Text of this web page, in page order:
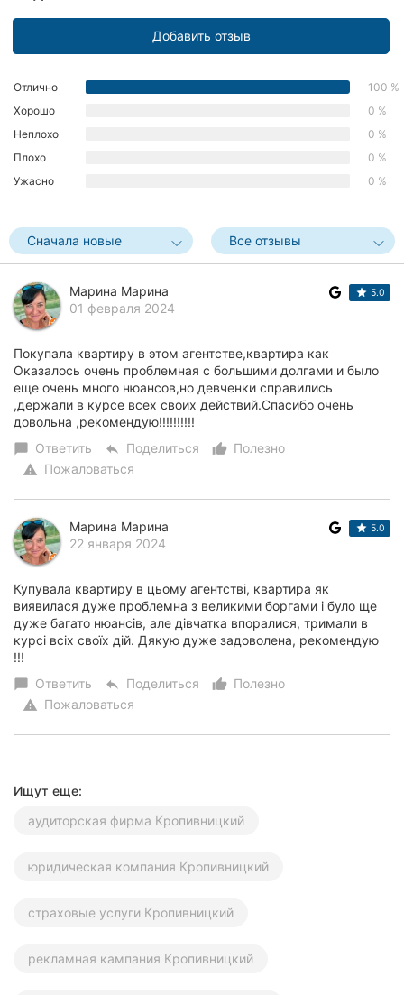
Сумы
Луцк
Карпаты
Добавить отзыв
Отлично
100 %
Хорошо
0 %
Неплохо
0 %
Плохо
0 %
Ужасно
0 %
Сначала новые Все отзывы
Марина Марина
01 февраля 2024
5.0
Покупала квартиру в этом агентстве,квартира как
Оказалось очень проблемная с большими долгами и было
еще очень много нюансов,но девченки справились
,держали в курсе всех своих действий.Спасибо очень
довольна ,рекомендую!!!!!!!!!!
chat_bubble Ответить reply Поделиться thumb_up_alt
Полезно
warning Пожаловаться
Марина Марина
22 января 2024
5.0
Купувала квартиру в цьому агентстві, квартира як
виявилася дуже проблемна з великими боргами і було ще
дуже багато нюансів, але дівчатка впоралися, тримали в
курсі всіх своїх дій. Дякую дуже задоволена, рекомендую
!!!
chat_bubble Ответить reply Поделиться thumb_up_alt
Полезно
warning Пожаловаться
Ищут еще:
аудиторская фирма Кропивницкий
юридическая компания Кропивницкий
страховые услуги Кропивницкий
рекламная кампания Кропивницкий